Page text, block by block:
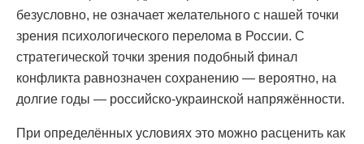
безусловно, не означает желательного с нашей точки
зрения психологического перелома в России. С
стратегической точки зрения подобный финал
конфликта равнозначен сохранению — вероятно, на
долгие годы — российско-украинской напряжённости.
При определённых условиях это можно расценить как